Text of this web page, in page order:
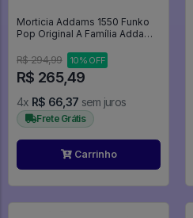
Morticia Addams 1550 Funko
Pop Original A Família Addams
#1550 - Funko Pop - #1550 -
FUNKO POP #1550
R$ 294,99 10% OFF
R$ 265,49
4x R$ 66,37 sem juros
Frete Grátis
Carrinho